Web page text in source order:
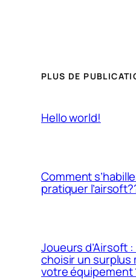
PLUS DE
Hello world!
Comment
pratiquer
Joueurs d’Airsoft
choisir un surplus
votre équipement